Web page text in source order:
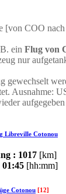
COO
ein Flug von
nur
gewechselt
Libreville Cotonou
: 1017 [km]
[hh:mm]
Cotonou [12]